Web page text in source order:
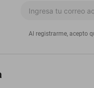
Al registrarme, acepto